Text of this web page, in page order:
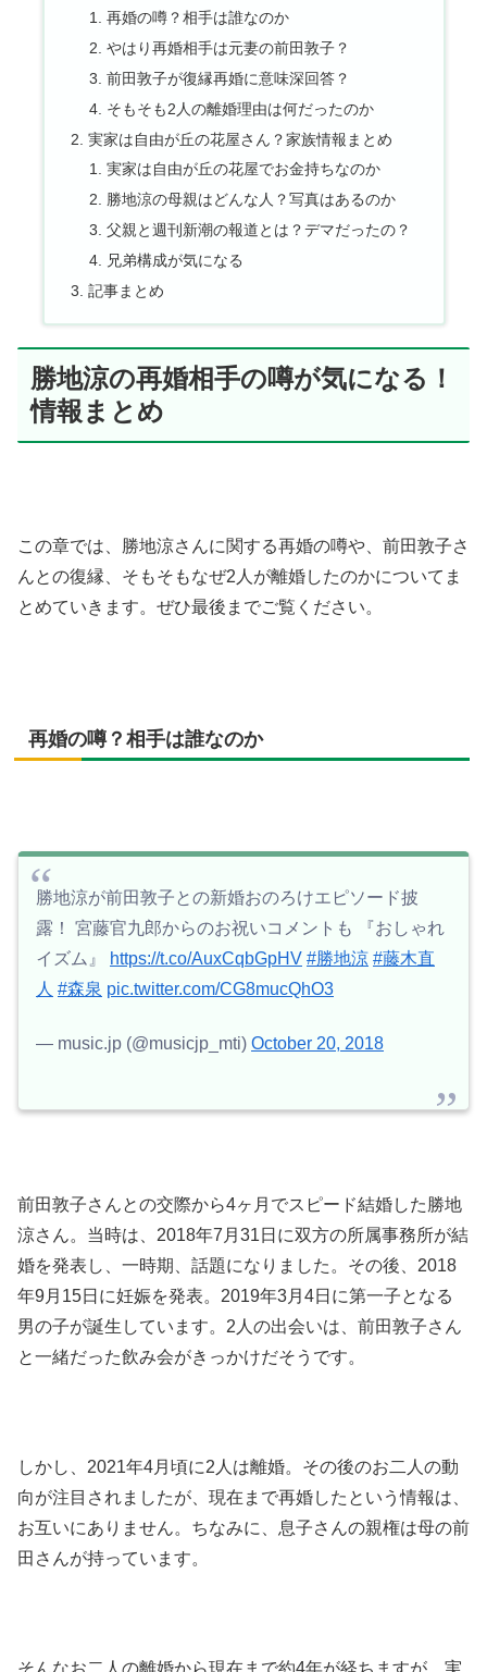
再婚の噂？相手は誰なのか
やはり再婚相手は元妻の前田敦子？
前田敦子が復縁再婚に意味深回答？
そもそも2人の離婚理由は何だったのか
実家は自由が丘の花屋さん？家族情報まとめ
実家は自由が丘の花屋でお金持ちなのか
勝地涼の母親はどんな人？写真はあるのか
父親と週刊新潮の報道とは？デマだったの？
兄弟構成が気になる
記事まとめ
勝地涼の再婚相手の噂が気になる！
情報まとめ
この章では、勝地涼さんに関する再婚の噂や、前田敦子さ
んとの復縁、そもそもなぜ2人が離婚したのかについてま
とめていきます。ぜひ最後までご覧ください。
再婚の噂？相手は誰なのか
勝地涼が前田敦子との新婚おのろけエピソード披
露！ 宮藤官九郎からのお祝いコメントも 『おしゃれ
イズム』
https://t.co/AuxCqbGpHV #勝地涼 #藤木直
人 #森泉 pic.twitter.com/CG8mucQhO3
— music.jp (@musicjp_mti) October 20, 2018
前田敦子さんとの交際から4ヶ月でスピード結婚した勝地
涼さん。当時は、2018年7月31日に双方の所属事務所が結
婚を発表し、一時期、話題になりました。その後、2018
年9月15日に妊娠を発表。2019年3月4日に第一子となる
男の子が誕生しています。2人の出会いは、前田敦子さん
と一緒だった飲み会がきっかけだそうです。
しかし、2021年4月頃に2人は離婚。その後のお二人の動
向が注目されましたが、現在まで再婚したという情報は、
お互いにありません。ちなみに、息子さんの親権は母の前
田さんが持っています。
そんなお二人の離婚から現在まで約4年が経ちますが、実